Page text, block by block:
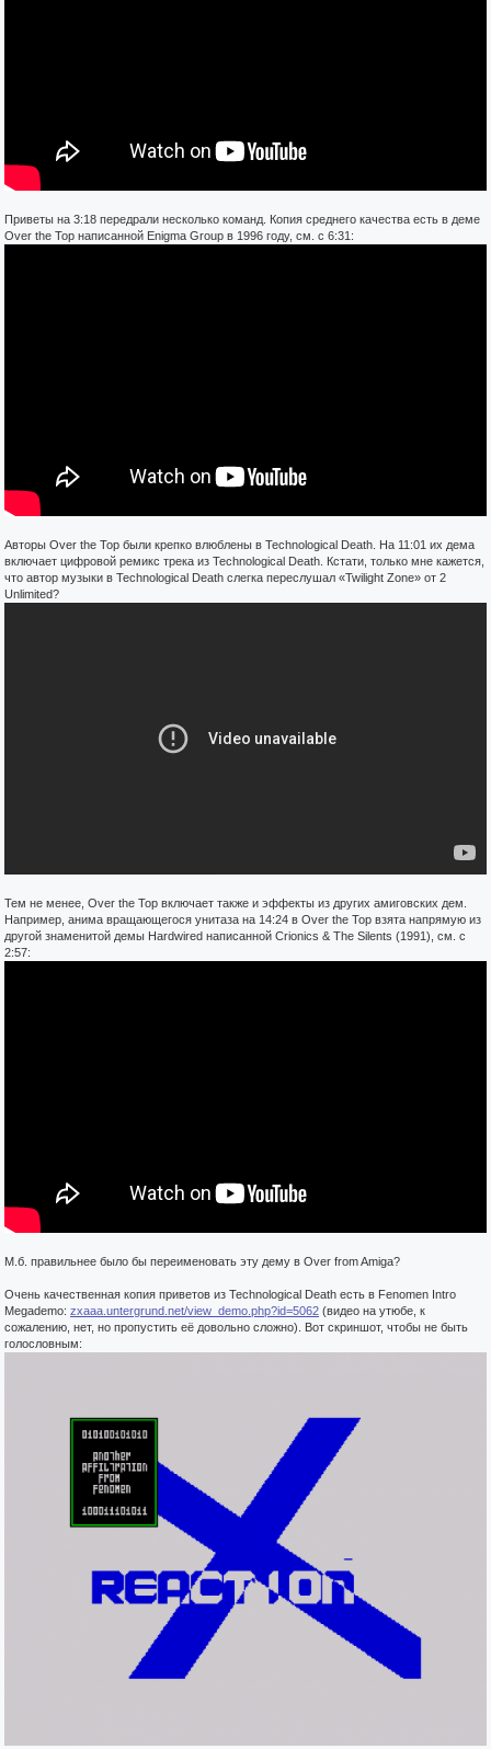
Приветы на 3:18 передрали несколько команд. Копия среднего качества есть в деме
Over the Top написанной Enigma Group в 1996 году, см. с 6:31:
Авторы Over the Top были крепко влюблены в Technological Death. На 11:01 их дема
включает цифровой ремикс трека из Technological Death. Кстати, только мне кажется,
что автор музыки в Technological Death слегка переслушал «Twilight Zone» от 2
Unlimited?
Тем не менее, Over the Top включает также и эффекты из других амиговских дем.
Например, анима вращающегося унитаза на 14:24 в Over the Top взята напрямую из
другой знаменитой демы Hardwired написанной Crionics & The Silents (1991), см. с
2:57:
М.б. правильнее было бы переименовать эту дему в Over from Amiga?
Очень качественная копия приветов из Technological Death есть в Fenomen Intro
Megademo: zxaaa.untergrund.net/view_demo.php?id=5062 (видео на утюбе, к
сожалению, нет, но пропустить её довольно сложно). Вот скриншот, чтобы не быть
голословным: